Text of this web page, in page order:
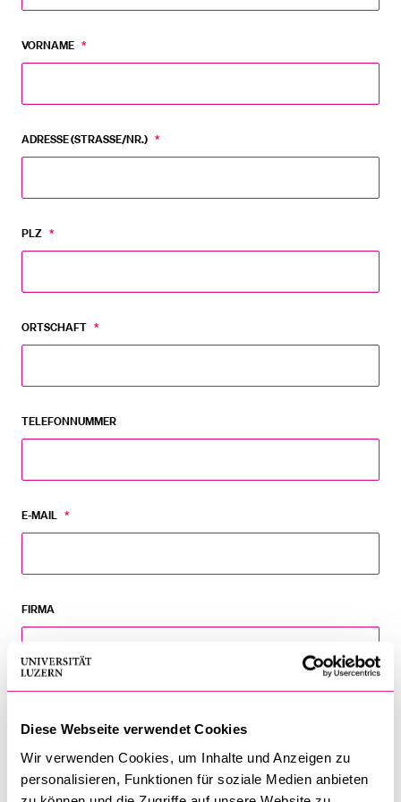
Diese Webseite verwendet Cookies
Wir verwenden Cookies, um Inhalte und Anzeigen zu
personalisieren, Funktionen für soziale Medien anbieten
VORNAME *
ADRESSE (STRASSE/NR.) *
PLZ *
ORTSCHAFT *
TELEFONNUMMER
E-MAIL *
FIRMA
RECHNUNGSADRESSE WENN ABWEICHEND
BELIEBTE INHALTE
Sportangebot